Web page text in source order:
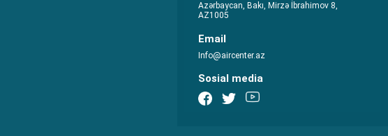
Azərbaycan, Bakı, Mirzə İbrahimov 8,
AZ1005
Email
Info@aircenter.az
Sosial media